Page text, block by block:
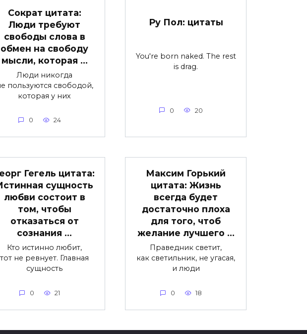
Сократ цитата:
Люди требуют
свободы слова в
обмен на свободу
мысли, которая …
Люди никогда
пользуются свободой,
которая у них
0 24
Ру Пол: цитаты
You're born naked. The rest
is drag.
0 20
Гегель цитата:
сущность
любви состоит в
том, чтобы
отказаться от
сознания …
Кто истинно любит,
тот не ревнует. Главная
сущность
0 21
Максим Горький
цитата: Жизнь
всегда будет
достаточно плоха
для того, чтоб
желание лучшего …
Праведник светит,
как светильник, не угасая,
и люди
0 18